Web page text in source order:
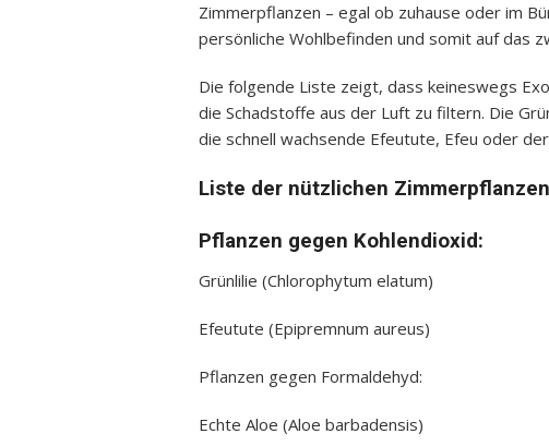
Zimmerpflanzen – egal ob zuhause oder im
persönliche Wohlbefinden und somit auf das
Die folgende Liste zeigt, dass keineswegs
die Schadstoffe aus der Luft zu filtern. Die
die schnell wachsende Efeutute, Efeu oder
Liste der nützlichen Zimmerpflanzen
Pflanzen gegen Kohlendioxid:
Grünlilie (Chlorophytum elatum)
Efeutute (Epipremnum aureus)
Pflanzen gegen Formaldehyd:
Echte Aloe (Aloe barbadensis)